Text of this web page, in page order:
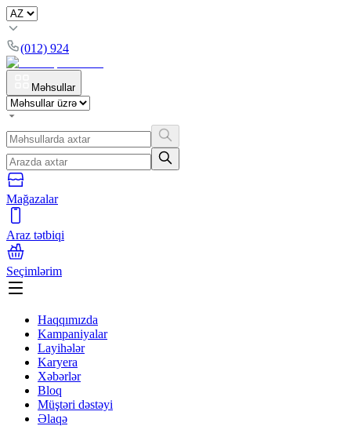
(012) 924
Məhsullar
Mağazalar
Araz tətbiqi
Seçimlərim
Haqqımızda
Kampaniyalar
Layihələr
Karyera
Xəbərlər
Bloq
Müştəri dəstəyi
Əlaqə